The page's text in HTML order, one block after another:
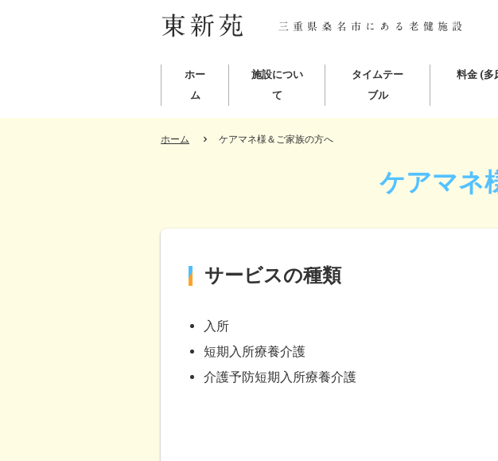
ホー
ム
施設につい
て
タイムテー
ブル
料金 (多
ケアマネ
ホーム ケアマネ様＆ご家族の方へ
サービスの種類
入所
短期入所療養介護
介護予防短期入所療養介護